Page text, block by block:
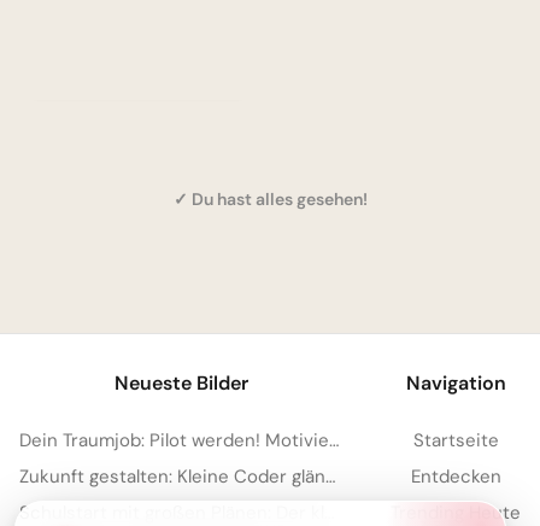
✓ Du hast alles gesehen!
Neueste Bilder
Dein Traumjob: Pilot werden! Motivierende Bilder für YouTube
Zukunft gestalten: Kleine Coder glänzen für Instagram
Navigation
Startseite
Entdecken
Trending Heute